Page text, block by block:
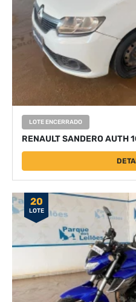
LOTE ENCERRADO
RENAULT SANDERO
20
LOTE